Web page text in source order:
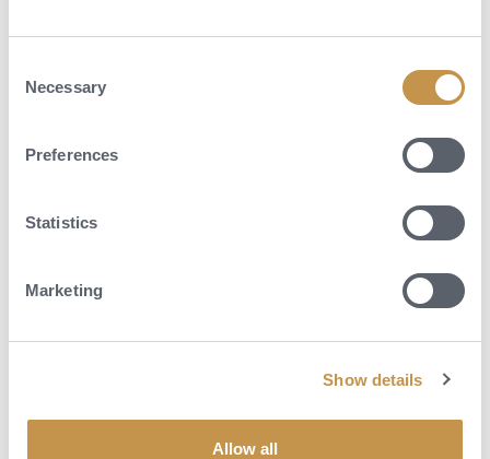
Selection
Necessary
Preferences
Statistics
Marketing
Show details
Allow all
nenajdete.